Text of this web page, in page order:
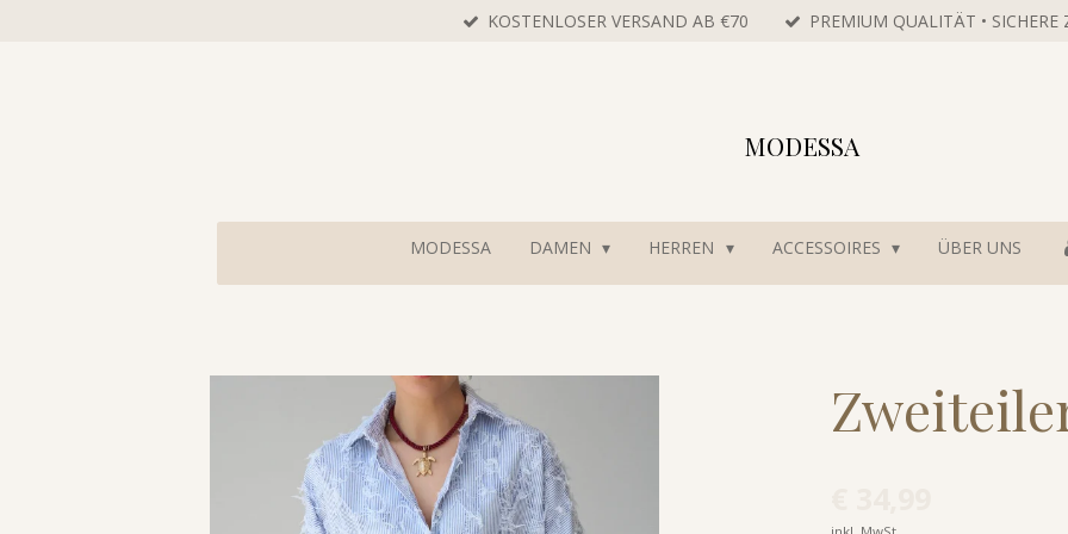
KOSTENLOSER VERSAND AB €70 PREMIUM QUALITÄT • SICHERE
MODESSA
MODESSA DAMEN HERREN ACCESSOIRES ÜBER UNS